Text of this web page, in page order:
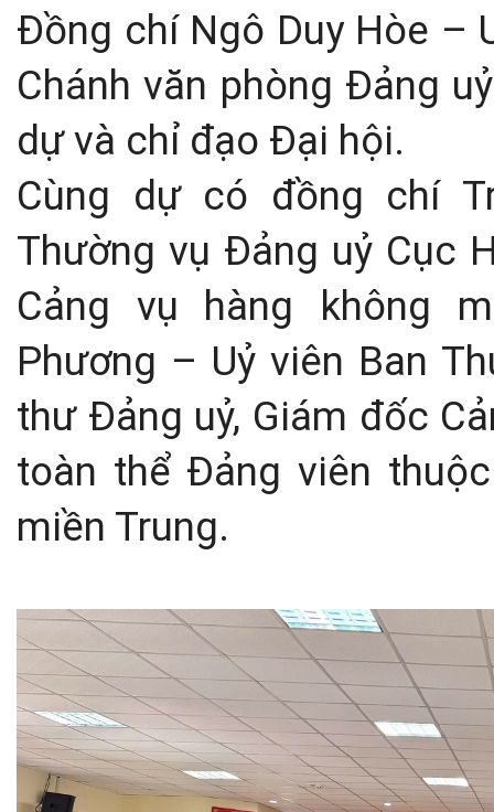
Đồng chí Ngô Duy Hòe –
Chánh văn phòng Đảng
dự và chỉ đạo Đại hội.
Cùng dự có đồng chí
Thường vụ Đảng uỷ Cục
Cảng vụ hàng không
Phương – Uỷ viên Ban
thư Đảng uỷ, Giám đốc
toàn thể Đảng viên
miền Trung.